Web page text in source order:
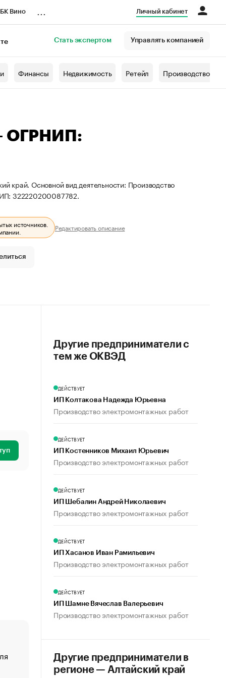
Вино Личный кабинет
Стать экспертом Управлять компанией
Финансы Недвижимость Ретейл Производство
ОГРНИП:
край. Основной вид деятельности: Производство
322220200087782.
источников. Редактировать описание
«От спорта тело стареет иначе». Как живет глава
создавшей GTA
Другие предприниматели с
тем же ОКВЭД
ДЕЙСТВУЕТ
ИП Колтакова Надежда Юрьевна
Производство электромонтажных работ
ДЕЙСТВУЕТ
ИП Костенников Михаил Юрьевич
Производство электромонтажных работ
ДЕЙСТВУЕТ
ИП Шебалин Андрей Николаевич
Производство электромонтажных работ
ДЕЙСТВУЕТ
ИП Хасанов Иван Рамильевич
Производство электромонтажных работ
ДЕЙСТВУЕТ
ИП Шамне Вячеслав Валерьевич
Производство электромонтажных работ
Другие предприниматели в
регионе — Алтайский край